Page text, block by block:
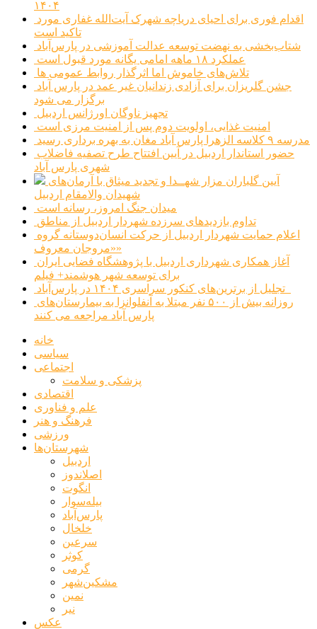
۱۴۰۴
تاکید است
شتاب‌بخشی به نهضت توسعه عدالت آموزشی در پارس‌آباد
عملکرد ۱۸ ماهه امامی یگانه مورد قبول است
تلاش‌های خاموش اما اثرگذار روابط عمومی ها
برگزار می شود
تجهیز ناوگان اورژانس اردبیل
امنیت غذایی، اولویت دوم پس از امنیت مرزی است
مدرسه ۹ کلاسه الزهرا پارس آباد مغان به بهره برداری رسید
شهری پارس آباد
شهیدان والامقام اردبیل
میدان جنگ امروز، رسانه است
تداوم بازدیدهای سرزده شهردار اردبیل از مناطق
«مروجان معروف»
برای توسعه شهر هوشمند+ فیلم
پارس آباد مراجعه می کنند
خانه
سیاسی
اجتماعی
پزشکی و سلامت
اقتصادی
علم و فناوری
فرهنگ و هنر
ورزشی
شهرستان‌ها
اردبیل
اصلاندوز
انگوت
بیله‌سوار
پارس‌آباد
خلخال
سرعین
کوثر
گرمی
مشکین‌شهر
نمین
نیر
عکس